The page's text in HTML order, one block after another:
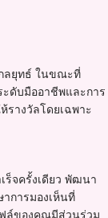
ลยุทธ์ ในขณะที่
ดับมืออาชีพและการ
รางวัลโดยเฉพาะ
ร็จครั้งเดียว พัฒนา
การมองเห็นที่
ฟล์ของคุณมีส่วนร่วม